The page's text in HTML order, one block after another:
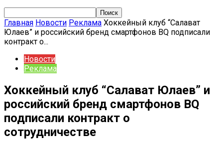
Главная Новости Реклама Хоккейный клуб “Салават
Юлаев” и российский бренд смартфонов BQ подписали
контракт о...
Новости
Реклама
Хоккейный клуб “Салават Юлаев” и
российский бренд смартфонов BQ
подписали контракт о
сотрудничестве